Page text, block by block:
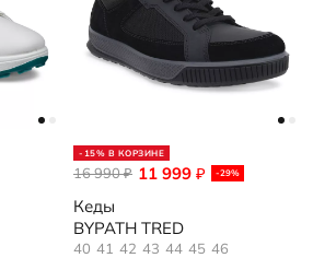
-15% В КОРЗИНЕ
11 999 ₽ -29%
16 990₽
Кеды
BYPATH TRED
40 41 42 43 44 45 46